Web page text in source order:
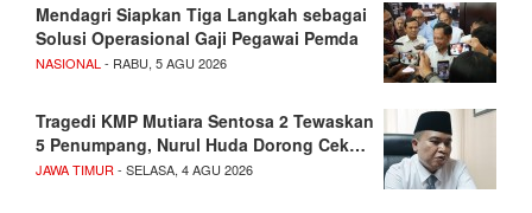
Mendagri Siapkan Tiga Langkah sebagai
Solusi Operasional Gaji Pegawai Pemda
NASIONAL - RABU, 5 AGU 2026
Tragedi KMP Mutiara Sentosa 2 Tewaskan
5 Penumpang, Nurul Huda Dorong Cek…
JAWA TIMUR - SELASA, 4 AGU 2026